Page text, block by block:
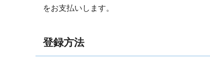
をお支払いします。
登録方法